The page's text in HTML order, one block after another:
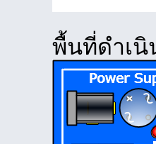
พื้นที่ดำเนิ